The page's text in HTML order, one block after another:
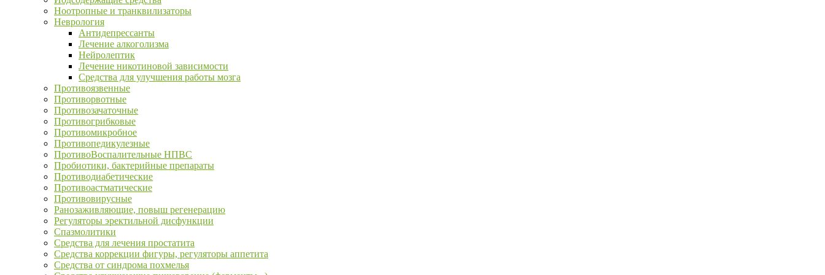
Ноотропные и транквилизаторы
Неврология
Антидепрессанты
Лечение алкоголизма
Нейролептик
Лечение никотиновой зависимости
Средства для улучшения работы мозга
Противоязвенные
Противорвотные
Противозачаточные
Противогрибковые
Противомикробное
Противопедикулезные
ПротивоВоспалительные НПВС
Пробиотики, бактерийные препараты
Противодиабетические
Противоастматические
Противовирусные
Ранозаживляющие, повыш регенерацию
Регуляторы эректильной дисфункции
Спазмолитики
Средства для лечения простатита
Средства коррекции фигуры, регуляторы аппетита
Средства от синдрома похмелья